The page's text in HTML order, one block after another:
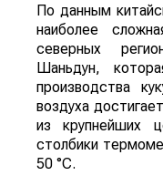
По данным
наиболее
северных
Шаньдун,
производства
воздуха
из крупнейших
столбики
50 °C.